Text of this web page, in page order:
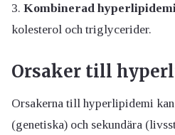
Kombinerad
kolesterol och triglycerider.
Orsaker till
Orsakerna till hyperlipidemi
(genetiska) och sekundära